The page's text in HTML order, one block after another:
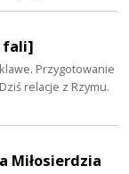
fali]
Przygotowanie
relacje z Rzymu.
Miłosierdzia